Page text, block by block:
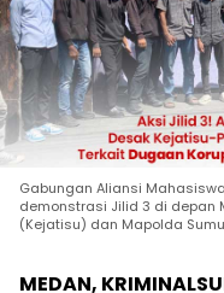
Gabungan Aliansi
demonstrasi Jilid 3 di depan
(Kejatisu) dan Mapolda
MEDAN,